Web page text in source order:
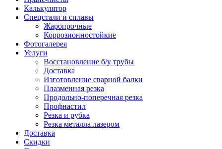
Калькулятор
Спецстали и сплавы
Жаропрочные
Коррозионностойкие
Фотогалерея
Услуги
Восстановление б/у трубы
Доставка
Изготовление сварной балки
Плазменная резка
Продольно-поперечная резка
Профнастил
Резка и рубка
Резка металла лазером
Доставка
Скидки